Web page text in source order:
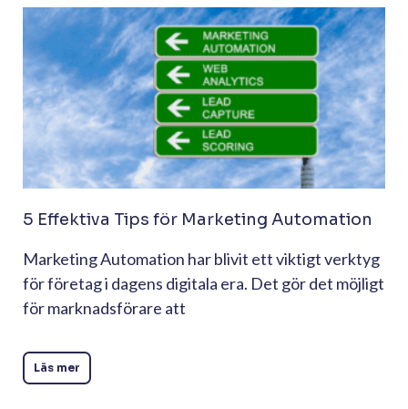
5 Effektiva Tips för Marketing Automation
Marketing Automation har blivit ett viktigt verktyg
för företag i dagens digitala era. Det gör det möjligt
för marknadsförare att
Läs mer